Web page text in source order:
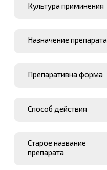
Культура приминения
Назначение препарата
Препаративна форма
Способ действия
Старое название
препарата